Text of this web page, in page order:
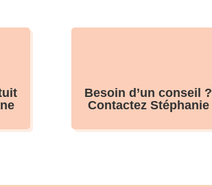
Besoin d’un conseil ?
Contactez Stéphanie